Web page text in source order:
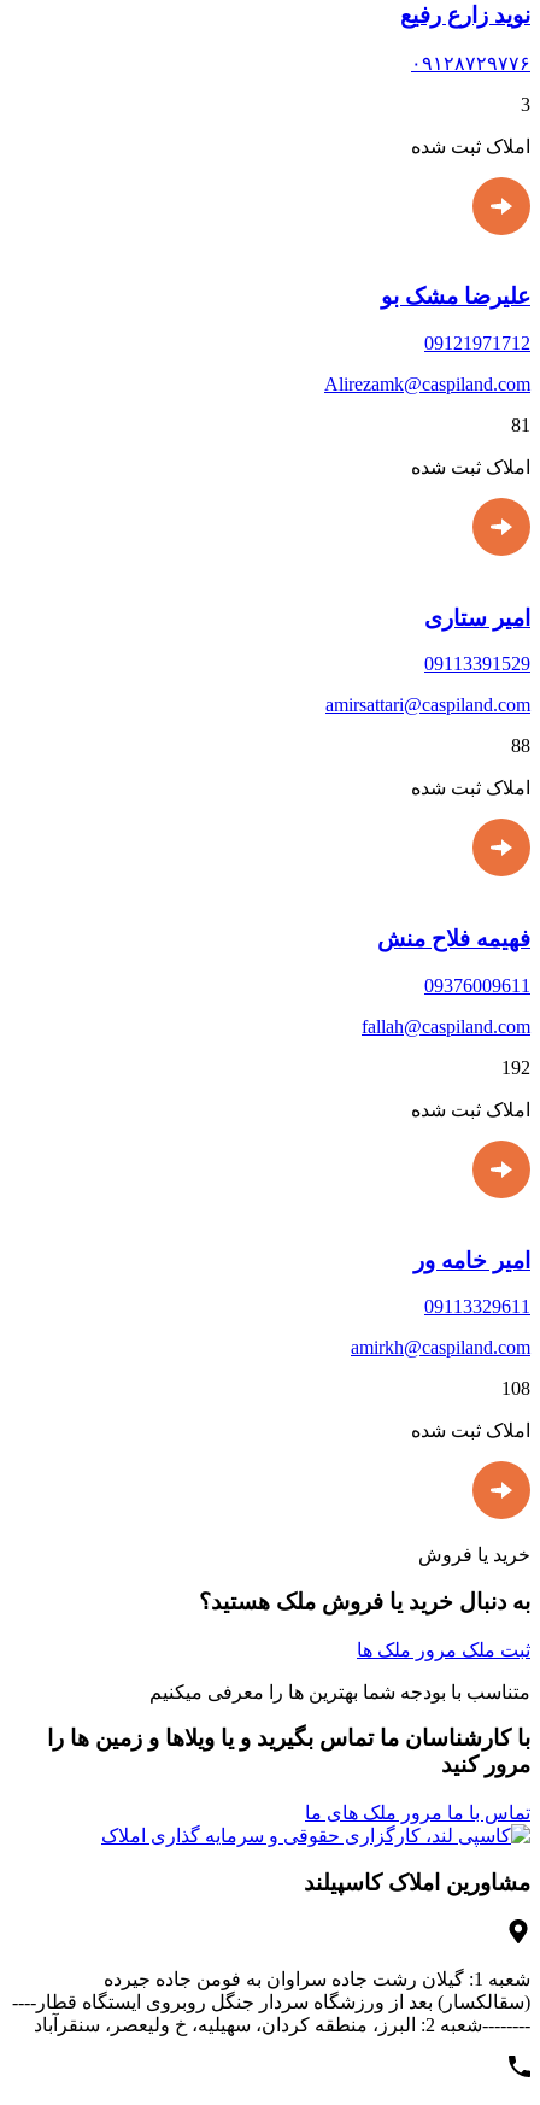
نوید زارع رفیع
۰۹۱۲۸۷۲۹۷۷۶
3
املاک ثبت شده
علیرضا مشک بو
09121971712
Alirezamk@caspiland.com
81
املاک ثبت شده
امیر ستاری
09113391529
amirsattari@caspiland.com
88
املاک ثبت شده
فهیمه فلاح منش
09376009611
fallah@caspiland.com
192
املاک ثبت شده
امیر خامه ور
09113329611
amirkh@caspiland.com
108
املاک ثبت شده
خرید یا فروش
به دنبال خرید یا فروش ملک هستید؟
ثبت ملک مرور ملک ها
متناسب با بودجه شما بهترین ها را معرفی میکنیم
با کارشناسان ما تماس بگیرید و یا ویلاها و زمین ها را
مرور کنید
تماس با ما مرور ملک های ما
مشاورین املاک کاسپیلند
شعبه 1: گیلان رشت جاده سراوان به فومن جاده جیرده
(سقالکسار) بعد از ورزشگاه سردار جنگل روبروی ایستگاه قطار----
--------شعبه 2: البرز، منطقه کردان، سهیلیه، خ ولیعصر، سنقرآباد